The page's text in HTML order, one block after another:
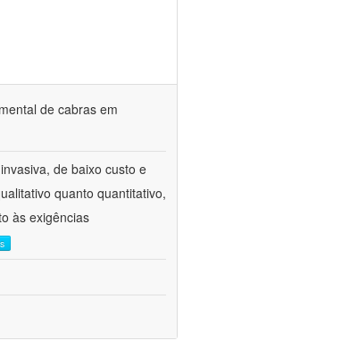
de cabras em
de baixo custo e
quanto quantitativo,
às exigências